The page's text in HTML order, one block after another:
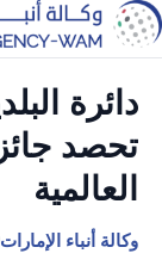
دائرة
تحصد
العالمية
وكالة أنباء الإمارات